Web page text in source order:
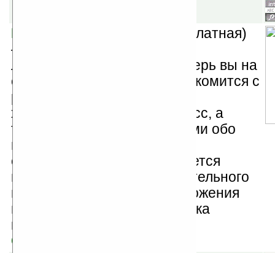
F1 Season 2007 v1.30
(бесплатная)
— отличная программа для
любителей Формулы-1. Теперь вы на
своем экране сможете ознакомится с
расписанием чемпионата,
характеристиками всех трасс, а
также с краткими сведениями обо
всех пилотах и командах,
статистикой и прочим. Имеется
возможность для самостоятельного
подсчета очков общего положения
гонщиков в чемпионате, кубка
конструкторов.
Скачать